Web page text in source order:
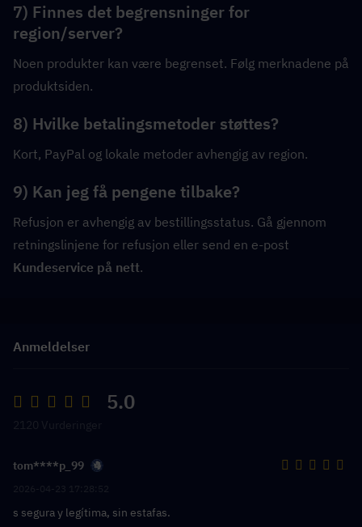
7) Finnes det begrensninger for
region/server?
Noen produkter kan være begrenset. Følg merknadene på
produktsiden.
8) Hvilke betalingsmetoder støttes?
Kort, PayPal og lokale metoder avhengig av region.
9) Kan jeg få pengene tilbake?
Refusjon er avhengig av bestillingsstatus. Gå gjennom
Kundeservice på nett.
Anmeldelser
5.0
tom****p_99
s segura y legítima, sin estafas.